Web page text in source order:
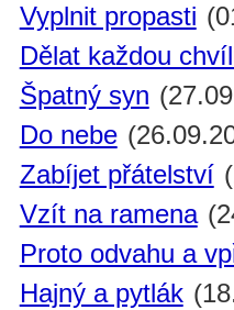
Vyplnit propasti
Dělat každou
Špatný syn
Do nebe
Zabíjet přátelství
Vzít na ramena
Proto odvahu a
Hajný a pytlák